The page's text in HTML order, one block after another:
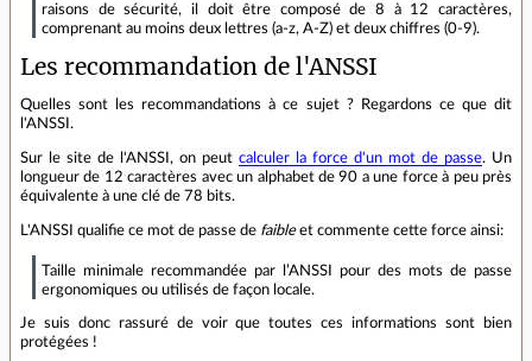
raisons de sécurité, il doit être composé de 8 à 12 caractères,
comprenant au moins deux lettres (a-z, A-Z) et deux chiffres (0-9).
Les recommandation de l'ANSSI
Quelles sont les recommandations à ce sujet ? Regardons ce que dit
l'ANSSI.
Sur le site de l'ANSSI, on peut calculer la force d'un mot de passe. Un
longueur de 12 caractères avec un alphabet de 90 a une force à peu près
équivalente à une clé de 78 bits.
L'ANSSI qualifie ce mot de passe de faibleet commente cette force ainsi:
Taille minimale recommandée par l’ANSSI pour des mots de passe
ergonomiques ou utilisés de façon locale.
Je suis donc rassuré de voir que toutes ces informations sont bien
protégées !